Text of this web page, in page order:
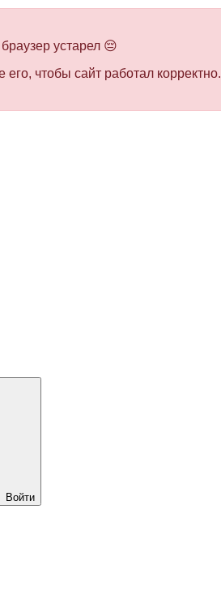
устарел 😔
его, чтобы сайт работал корректно.
Войти